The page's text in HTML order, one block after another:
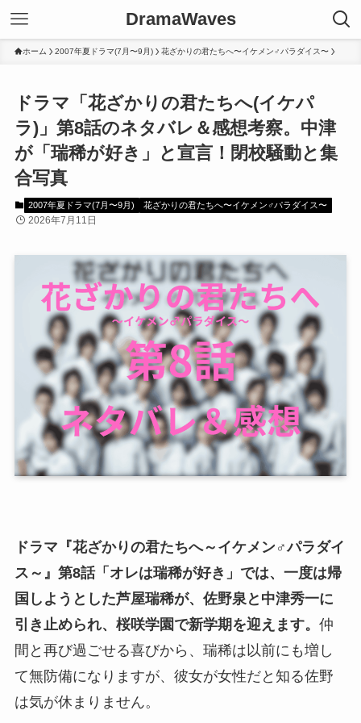
DramaWaves
ホーム 2007年夏ドラマ(7月〜9月) 花ざかりの君たちへ〜イケメン♂パラダイス〜
ドラマ「花ざかりの君たちへ(イケパ
ラ)」第8話のネタバレ＆感想考察。中津
が「瑞稀が好き」と宣言！閉校騒動と集
合写真
2007年夏ドラマ(7月〜9月) 花ざかりの君たちへ〜イケメン♂パラダイス〜
2026年7月11日
ドラマ『花ざかりの君たちへ～イケメン♂パラダイ
ス～』第8話「オレは瑞稀が好き」では、一度は帰
国しようとした芦屋瑞稀が、佐野泉と中津秀一に
引き止められ、桜咲学園で新学期を迎えます。 仲
間と再び過ごせる喜びから、瑞稀は以前にも増し
て無防備になりますが、彼女が女性だと知る佐野
は気が休まりません。